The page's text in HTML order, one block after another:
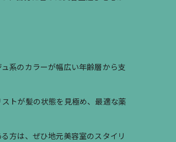
系のカラーが幅広い年齢層から支
トが髪の状態を見極め、最適な薬
方は、ぜひ地元美容室のスタイリ